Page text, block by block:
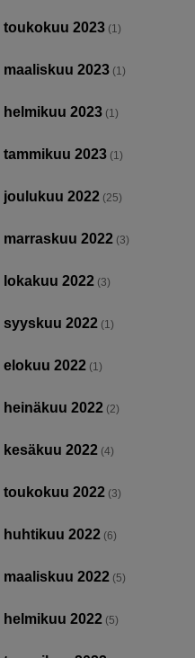
toukokuu 2023 (1)
maaliskuu 2023 (1)
helmikuu 2023 (1)
tammikuu 2023 (1)
joulukuu 2022 (25)
marraskuu 2022 (3)
lokakuu 2022 (3)
syyskuu 2022 (1)
elokuu 2022 (1)
heinäkuu 2022 (2)
kesäkuu 2022 (4)
toukokuu 2022 (3)
huhtikuu 2022 (6)
maaliskuu 2022 (5)
helmikuu 2022 (5)